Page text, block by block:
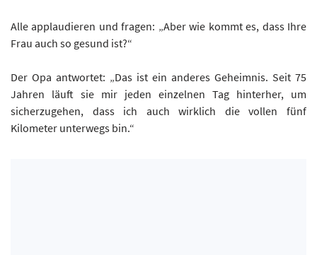
Alle applaudieren und fragen: „Aber wie kommt es, dass Ihre
Frau auch so gesund ist?“
Der Opa antwortet: „Das ist ein anderes Geheimnis. Seit 75
Jahren läuft sie mir jeden einzelnen Tag hinterher, um
sicherzugehen, dass ich auch wirklich die vollen fünf
Kilometer unterwegs bin.“